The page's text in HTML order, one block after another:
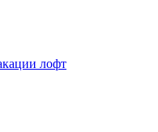
лофт